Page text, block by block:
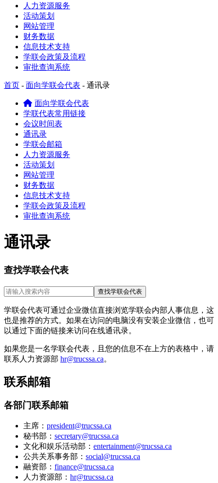
人力资源服务
活动策划
网站管理
财务数据
信息技术支持
学联会政策及流程
审批查询系统
首页 - 面向学联会代表 - 通讯录
面向学联会代表
学联代表常用链接
会议时间表
通讯录
学联会邮箱
人力资源服务
活动策划
网站管理
财务数据
信息技术支持
学联会政策及流程
审批查询系统
通讯录
查找学联会代表
学联会代表可通过企业微信直接浏览学联会内部人事信息，这
也是推荐的方式。如果在访问的电脑没有安装企业微信，也可
以通过下面的链接来访问在线通讯录。
如果您是一名学联会代表，且您的信息不在上方的表格中，请
联系人力资源部 hr@trucssa.ca。
联系邮箱
各部门联系邮箱
主席： president@trucssa.ca
秘书部： secretary@trucssa.ca
文化和娱乐活动部： entertainment@trucssa.ca
公共关系事务部： social@trucssa.ca
融资部： finance@trucssa.ca
人力资源部： hr@trucssa.ca